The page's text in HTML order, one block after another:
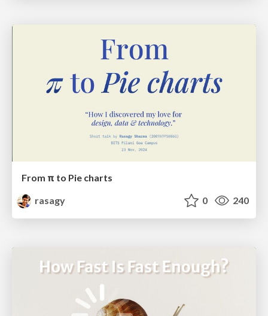
From π to Pie charts
rasagy
0 240